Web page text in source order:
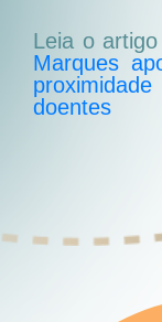
Leia o
Marques
doentes